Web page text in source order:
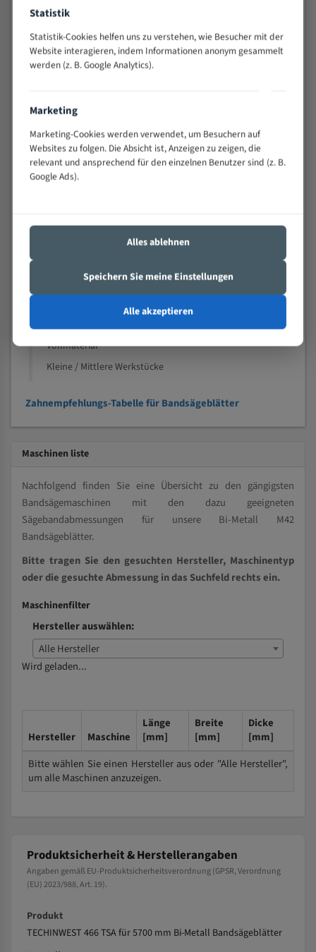
Widerstandsfähig gegen Zahnbruch auch bei
wechselnde Verbindungslängen)
Sehr geringe Vibration
Technische Beschreibung:
Positiver Spanwinkel
Bandkörper aus hochlegiertem Federstahl
Speziell entwickelt für Profile / Rohre
Kleine und mittlere Profile / Kleine Durchmesser
Vollmaterial
Kleine / Mittlere Werkstücke
Zahnempfehlungs-Tabelle für Bandsägeblätter
Maschinen liste
Nachfolgend finden Sie eine Übersicht zu den gängigsten
Bandsägemaschinen mit den dazu geeigneten
Sägebandabmessungen für unsere Bi-Metall M42
Bandsägeblätter.
Bitte tragen Sie den gesuchten Hersteller, Maschinentyp
oder die gesuchte Abmessung in das Suchfeld rechts ein.
Maschinenfilter
Hersteller auswählen:
Alle Hersteller
Wird geladen...
Hersteller Maschine
Länge
[mm]
Breite
[mm]
Dicke
[mm]
Bitte wählen Sie einen Hersteller aus oder "Alle Hersteller",
um alle Maschinen anzuzeigen.
Produktsicherheit & Herstellerangaben
Angaben gemäß EU-Produktsicherheitsverordnung (GPSR, Verordnung
(EU) 2023/988, Art. 19).
Produkt
TECHINWEST 466 TSA für 5700 mm Bi-Metall Bandsägeblätter
Statistik
Statistik-Cookies helfen uns zu verstehen, wie Besucher mit der
Website interagieren, indem Informationen anonym gesammelt
werden (z. B. Google Analytics).
Marketing
Marketing-Cookies werden verwendet, um Besuchern auf
Websites zu folgen. Die Absicht ist, Anzeigen zu zeigen, die
relevant und ansprechend für den einzelnen Benutzer sind (z. B.
Google Ads).
Alles ablehnen
Speichern Sie meine Einstellungen
Alle akzeptieren